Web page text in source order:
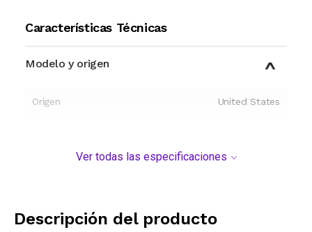
Características Técnicas
Modelo y origen
Origen United States
Ver todas las especificaciones
Descripción del producto